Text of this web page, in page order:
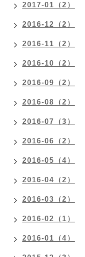
2017-01（2）
2016-12（2）
2016-11（2）
2016-10（2）
2016-09（2）
2016-08（2）
2016-07（3）
2016-06（2）
2016-05（4）
2016-04（2）
2016-03（2）
2016-02（1）
2016-01（4）